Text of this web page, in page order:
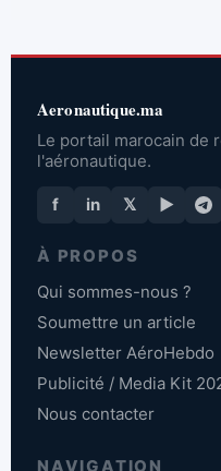
Aeronautique.ma
Le portail marocain de
l'aéronautique.
f in 𝕏 ▶
À PROPOS
Qui sommes-nous ?
Soumettre un article
Newsletter AéroHebdo
Publicité / Media Kit
Nous contacter
NAVIGATION